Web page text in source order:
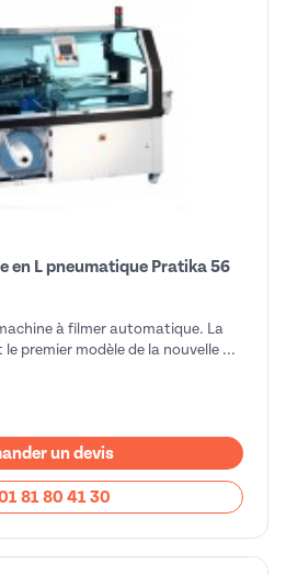
en L pneumatique Pratika 56
à filmer automatique. La
le premier modèle de la nouvelle ...
un devis
81 80 41 30